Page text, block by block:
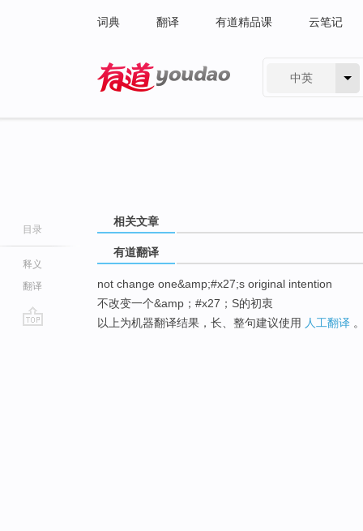
词典 翻译 有道精品课 云笔记
中英
目录
释义
翻译
相关文章
有道翻译
not change one&amp;#x27;s original intention
不改变一个&amp；#x27；S的初衷
以上为机器翻译结果，长、整句建议使用 人工翻译